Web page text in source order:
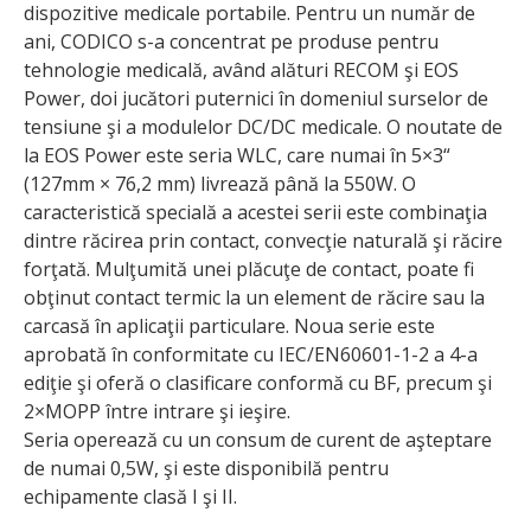
dispozitive medicale portabile. Pentru un număr de
ani, CODICO s-a concentrat pe produse pentru
tehnologie medicală, având alături RECOM şi EOS
Power, doi jucători puternici în domeniul surselor de
tensiune şi a modulelor DC/DC medicale. O noutate de
la EOS Power este seria WLC, care numai în 5×3“
(127mm × 76,2 mm) livrează până la 550W. O
caracteristică specială a acestei serii este combinaţia
dintre răcirea prin contact, convecţie naturală şi răcire
forţată. Mulţumită unei plăcuţe de contact, poate fi
obţinut contact termic la un element de răcire sau la
carcasă în aplicaţii particulare. Noua serie este
aprobată în conformitate cu IEC/EN60601-1-2 a 4-a
ediţie şi oferă o clasificare conformă cu BF, precum şi
2×MOPP între intrare şi ieşire.
Seria operează cu un consum de curent de aşteptare
de numai 0,5W, şi este disponibilă pentru
echipamente clasă I şi II.